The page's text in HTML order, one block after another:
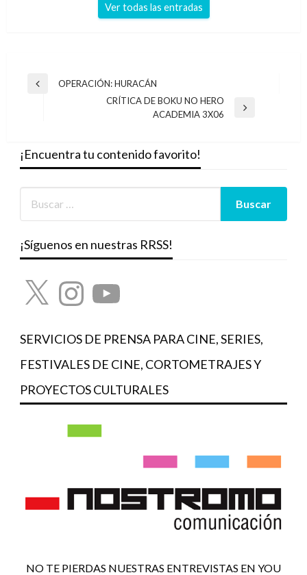
Ver todas las entradas
Navegación
Entrada
OPERACIÓN: HURACÁN
CRÍTICA DE BOKU NO HERO
ACADEMIA 3X06
¡Encuentra tu contenido favorito!
¡Síguenos en nuestras RRSS!
X InstagramYouTube
SERVICIOS DE PRENSA PARA CINE, SERIES,
FESTIVALES DE CINE, CORTOMETRAJES Y
PROYECTOS CULTURALES
NO TE PIERDAS NUESTRAS ENTREVISTAS EN YOU